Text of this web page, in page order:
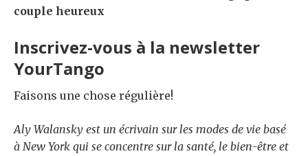
couple heureux
Inscrivez-vous à la newsletter
YourTango
Faisons une chose régulière!
Aly Walansky est un écrivain sur les modes de vie basé
à New York qui se concentre sur la santé, le bien-être et